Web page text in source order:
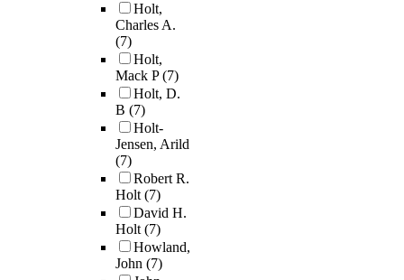
Holt,
Charles A.
(7)
Holt,
Mack P(7)
Holt, D.
B (7)
Holt-
Jensen, Arild
(7)
Robert R.
Holt(7)
David H.
Holt(7)
Howland,
John (7)